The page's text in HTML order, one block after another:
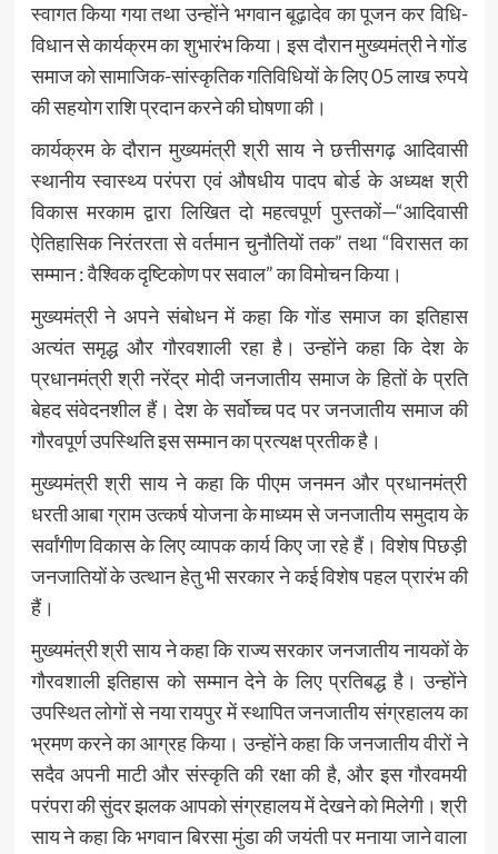
स्वागत किया गया तथा उन्होंने भगवान बूढ़ादेव का पूजन कर विधि-
विधान से कार्यक्रम का शुभारंभ किया। इस दौरान मुख्यमंत्री ने गोंड
समाज को सामाजिक-सांस्कृतिक गतिविधियों के लिए 05 लाख रुपये
की सहयोग राशि प्रदान करने की घोषणा की।
कार्यक्रम के दौरान मुख्यमंत्री श्री साय ने छत्तीसगढ़ आदिवासी
स्थानीय स्वास्थ्य परंपरा एवं औषधीय पादप बोर्ड के अध्यक्ष श्री
विकास मरकाम द्वारा लिखित दो महत्वपूर्ण पुस्तकों—“आदिवासी
ऐतिहासिक निरंतरता से वर्तमान चुनौतियों तक” तथा “विरासत का
सम्मान : वैश्विक दृष्टिकोण पर सवाल” का विमोचन किया।
मुख्यमंत्री ने अपने संबोधन में कहा कि गोंड समाज का इतिहास
अत्यंत समृद्ध और गौरवशाली रहा है। उन्होंने कहा कि देश के
प्रधानमंत्री श्री नरेंद्र मोदी जनजातीय समाज के हितों के प्रति
बेहद संवेदनशील हैं। देश के सर्वोच्च पद पर जनजातीय समाज की
गौरवपूर्ण उपस्थिति इस सम्मान का प्रत्यक्ष प्रतीक है।
मुख्यमंत्री श्री साय ने कहा कि पीएम जनमन और प्रधानमंत्री
धरती आबा ग्राम उत्कर्ष योजना के माध्यम से जनजातीय समुदाय के
सर्वांगीण विकास के लिए व्यापक कार्य किए जा रहे हैं। विशेष पिछड़ी
जनजातियों के उत्थान हेतु भी सरकार ने कई विशेष पहल प्रारंभ की
हैं।
मुख्यमंत्री श्री साय ने कहा कि राज्य सरकार जनजातीय नायकों के
गौरवशाली इतिहास को सम्मान देने के लिए प्रतिबद्ध है। उन्होंने
उपस्थित लोगों से नया रायपुर में स्थापित जनजातीय संग्रहालय का
भ्रमण करने का आग्रह किया। उन्होंने कहा कि जनजातीय वीरों ने
सदैव अपनी माटी और संस्कृति की रक्षा की है, और इस गौरवमयी
परंपरा की सुंदर झलक आपको संग्रहालय में देखने को मिलेगी। श्री
साय ने कहा कि भगवान बिरसा मुंडा की जयंती पर मनाया जाने वाला